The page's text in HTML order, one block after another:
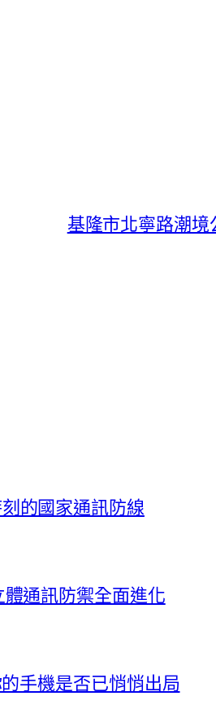
基隆市北寧路潮
的國家通訊防線
通訊防禦全面進化
手機是否已悄悄出局